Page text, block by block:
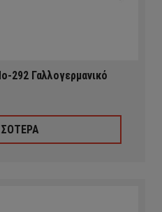
292 Γαλλογερμανικό